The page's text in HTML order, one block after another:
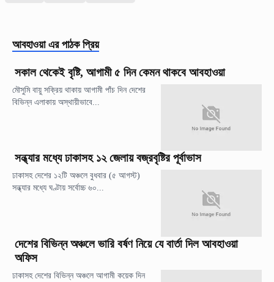
আবহাওয়া এর পাঠক প্রিয়
সকাল থেকেই বৃষ্টি, আগামী ৫ দিন কেমন থাকবে আবহাওয়া
মৌসুমি বায়ু সক্রিয় থাকায় আগামী পাঁচ দিন দেশের
বিভিন্ন এলাকায় অস্থায়ীভাবে...
সন্ধ্যার মধ্যে ঢাকাসহ ১২ জেলায় বজ্রবৃষ্টির পূর্বাভাস
ঢাকাসহ দেশের ১২টি অঞ্চলে বুধবার (৫ আগস্ট)
সন্ধ্যার মধ্যে ঘণ্টায় সর্বোচ্চ ৬০...
দেশের বিভিন্ন অঞ্চলে ভারি বর্ষণ নিয়ে যে বার্তা দিল আবহাওয়া
অফিস
ঢাকাসহ দেশের বিভিন্ন অঞ্চলে আগামী কয়েক দিন